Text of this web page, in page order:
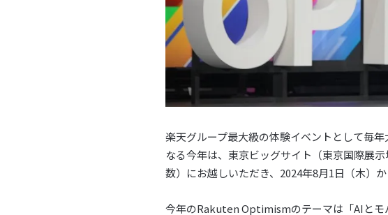
楽天グループ最大級の体験イベントとして毎
なる今年は、東京ビッグサイト（東京国際展
数）にお越しいただき、2024年8月1日（木）
今年のRakuten Optimismのテーマは「AIとモ